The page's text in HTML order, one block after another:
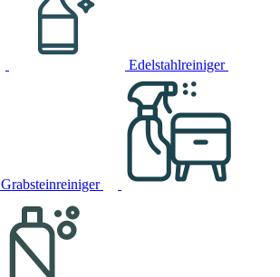
Edelstahlreiniger
Grabsteinreiniger